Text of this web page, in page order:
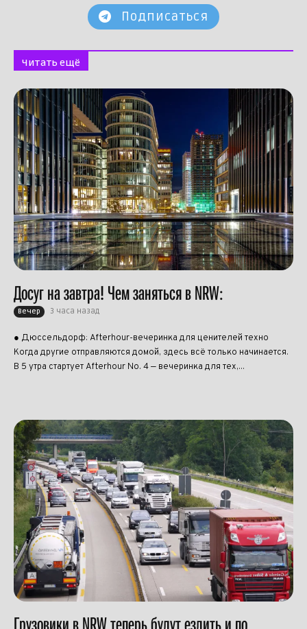
Подписаться
Читать ещё
Досуг на завтра! Чем заняться в NRW:
Вечер 3 часа назад
● Дюссельдорф: Afterhour-вечеринка для ценителей техно
Когда другие отправляются домой, здесь всё только начинается.
В 5 утра стартует Afterhour No. 4 — вечеринка для тех,...
Грузовики в NRW теперь будут ездить и по